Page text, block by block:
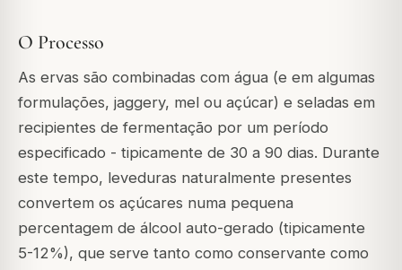
O Processo
As ervas são combinadas com água (e em algumas
formulações, jaggery, mel ou açúcar) e seladas em
recipientes de fermentação por um período
especificado - tipicamente de 30 a 90 dias. Durante
este tempo, leveduras naturalmente presentes
convertem os açúcares numa pequena
percentagem de álcool auto-gerado (tipicamente
5-12%), que serve tanto como conservante como